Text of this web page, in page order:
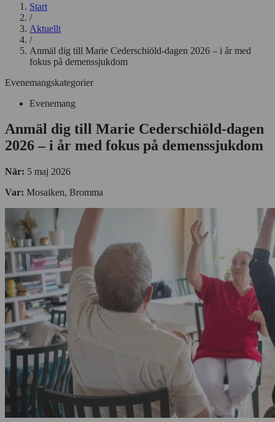
Start
/
Aktuellt
/
Anmäl dig till Marie Cederschiöld-dagen 2026 – i år med
fokus på demenssjukdom
Evenemangskategorier
Evenemang
Anmäl dig till Marie Cederschiöld-dagen
2026 – i år med fokus på demenssjukdom
När: 5 maj 2026
Var: Mosaiken, Bromma